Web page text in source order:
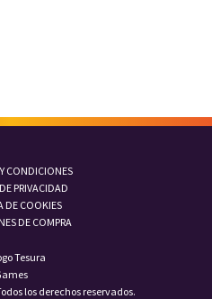
CONDICIONES
PRIVACIDAD
DE COOKIES
DE COMPRA
los derechos reservados.